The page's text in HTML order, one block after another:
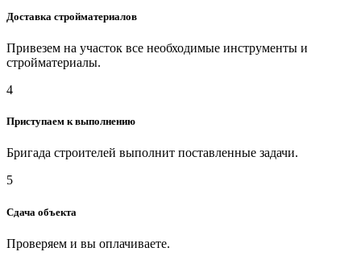
Доставка стройматериалов
Привезем на участок все необходимые инструменты и
стройматериалы.
4
Приступаем к выполнению
Бригада строителей выполнит поставленные задачи.
5
Сдача объекта
Проверяем и вы оплачиваете.